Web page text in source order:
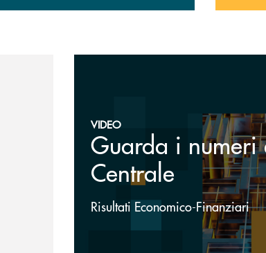
VIDEO
Guarda i numeri
Centrale
Risultati Economico-Finanziari